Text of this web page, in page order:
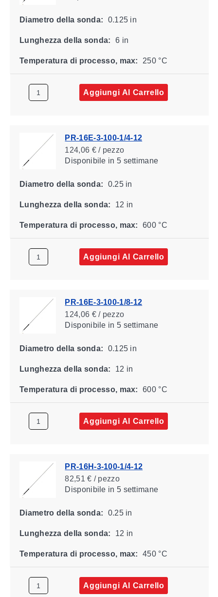
Diametro della sonda: 0.125 in
Lunghezza della sonda: 6 in
Temperatura di processo, max: 250 °C
Aggiungi Al Carrello
PR-16E-3-100-1/4-12
124,06 € / pezzo
Disponibile in 5 settimane
Diametro della sonda: 0.25 in
Lunghezza della sonda: 12 in
Temperatura di processo, max: 600 °C
Aggiungi Al Carrello
PR-16E-3-100-1/8-12
124,06 € / pezzo
Disponibile in 5 settimane
Diametro della sonda: 0.125 in
Lunghezza della sonda: 12 in
Temperatura di processo, max: 600 °C
Aggiungi Al Carrello
PR-16H-3-100-1/4-12
82,51 € / pezzo
Disponibile in 5 settimane
Diametro della sonda: 0.25 in
Lunghezza della sonda: 12 in
Temperatura di processo, max: 450 °C
Aggiungi Al Carrello